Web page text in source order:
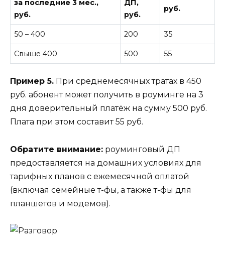
за последние 3 мес.,
руб.
ДП,
руб.
руб.
50 – 400 200 35
Свыше 400 500 55
Пример 5. При среднемесячных тратах в 450
руб. абонент может получить в роуминге на 3
дня доверительный платёж на сумму 500 руб.
Плата при этом составит 55 руб.
Обратите внимание: роуминговый ДП
предоставляется на домашних условиях для
тарифных планов с ежемесячной оплатой
(включая семейные т-фы, а также т-фы для
планшетов и модемов).